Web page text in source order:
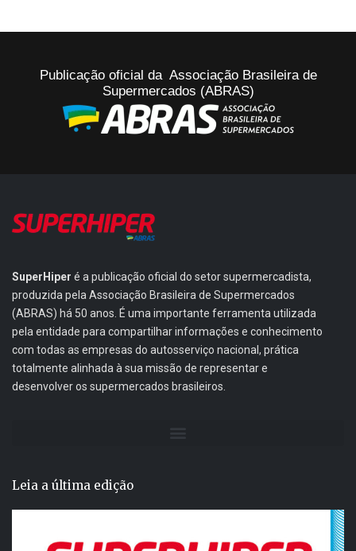
Publicação oficial da Associação Brasileira de
Supermercados (ABRAS)
SuperHiper é a publicação oficial do setor supermercadista,
produzida pela Associação Brasileira de Supermercados
(ABRAS) há 50 anos. É uma importante ferramenta utilizada
pela entidade para compartilhar informações e conhecimento
com todas as empresas do autosserviço nacional, prática
totalmente alinhada à sua missão de representar e
desenvolver os supermercados brasileiros.
Leia a última edição